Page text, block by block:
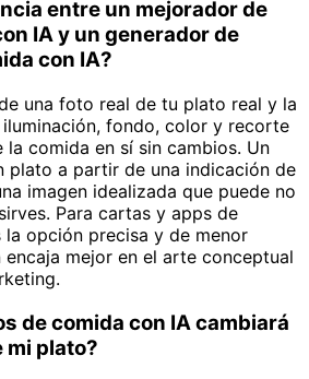
entre un mejorador de
IA y un generador de
con IA?
una foto real de tu plato real y la
fondo, color y recorte
comida en sí sin cambios. Un
plato a partir de una indicación de
imagen idealizada que puede no
Para cartas y apps de
opción precisa y de menor
encaja mejor en el arte conceptual
de comida con IA cambiará
mi plato?